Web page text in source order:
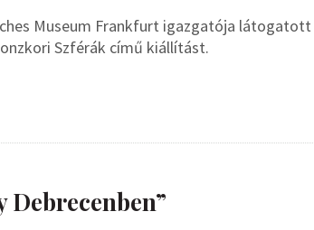
Museum Frankfurt igazgatója látogatott
Szférák című kiállítást.
Debrecenben”